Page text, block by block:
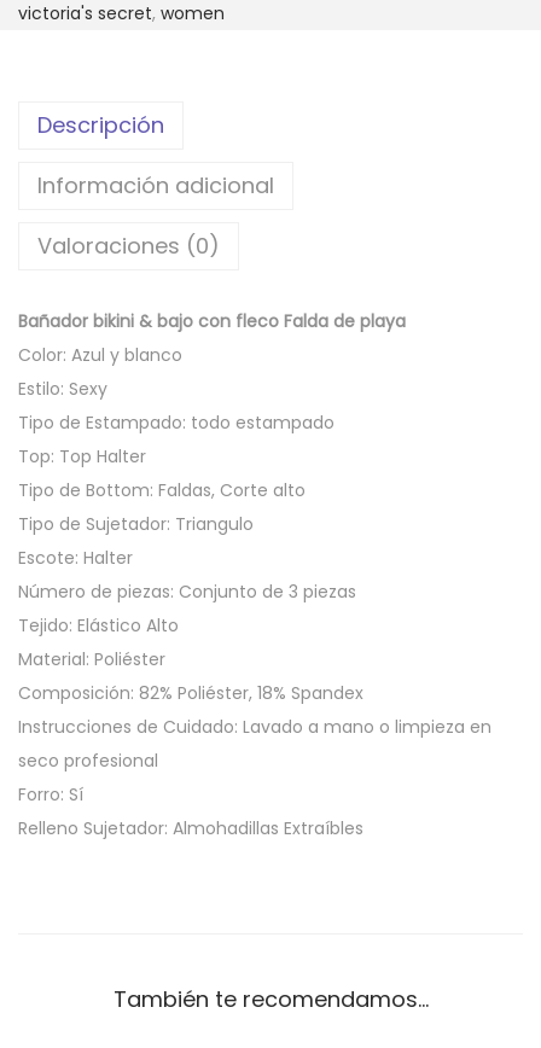
victoria's secret, women
Descripción
Información adicional
Valoraciones (0)
Bañador bikini & bajo con fleco Falda de playa
Color: Azul y blanco
Estilo: Sexy
Tipo de Estampado: todo estampado
Top: Top Halter
Tipo de Bottom: Faldas, Corte alto
Tipo de Sujetador: Triangulo
Escote: Halter
Número de piezas: Conjunto de 3 piezas
Tejido: Elástico Alto
Material: Poliéster
Composición: 82% Poliéster, 18% Spandex
Instrucciones de Cuidado: Lavado a mano o limpieza en
seco profesional
Forro: Sí
Relleno Sujetador: Almohadillas Extraíbles
También te recomendamos…